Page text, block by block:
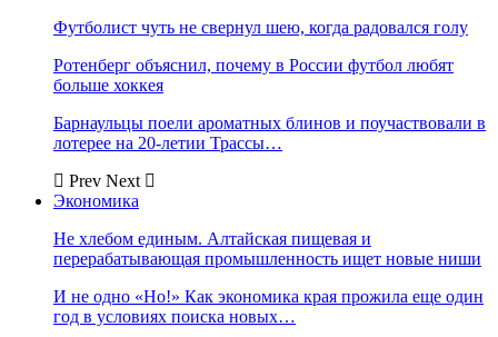
Футболист чуть не свернул шею, когда радовался голу
Ротенберг объяснил, почему в России футбол любят
больше хоккея
Барнаульцы поели ароматных блинов и поучаствовали в
лотерее на 20-летии Трассы…
Prev Next
Экономика
Не хлебом единым. Алтайская пищевая и
перерабатывающая промышленность ищет новые ниши
И не одно «Но!» Как экономика края прожила еще один
год в условиях поиска новых…